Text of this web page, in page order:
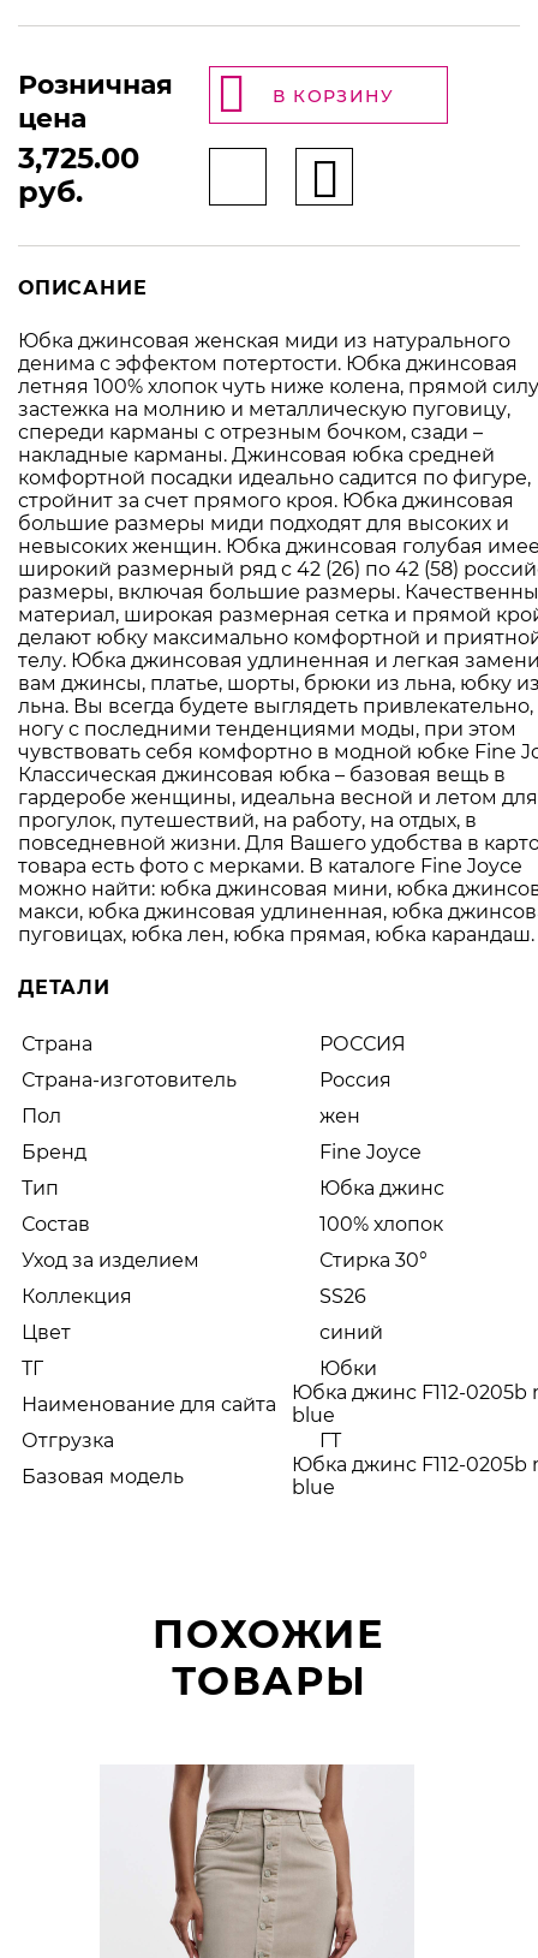
Розничная
цена
3,725.00
руб.
В КОРЗИНУ
ОПИСАНИЕ
Юбка джинсовая женская миди из натурального
денима с эффектом потертости. Юбка джинсовая
летняя 100% хлопок чуть ниже колена, прямой
застежка на молнию и металлическую пуговицу,
спереди карманы с отрезным бочком, сзади –
накладные карманы. Джинсовая юбка средней
комфортной посадки идеально садится по фигуре,
стройнит за счет прямого кроя. Юбка джинсовая
большие размеры миди подходят для высоких и
невысоких женщин. Юбка джинсовая голубая
широкий размерный ряд с 42 (26) по 42 (58)
размеры, включая большие размеры.
материал, широкая размерная сетка и прямой
делают юбку максимально комфортной и
телу. Юбка джинсовая удлиненная и легкая
вам джинсы, платье, шорты, брюки из льна, юбку
льна. Вы всегда будете выглядеть привлекательно,
ногу с последними тенденциями моды, при этом
чувствовать себя комфортно в модной юбке Fine
Классическая джинсовая юбка – базовая вещь в
гардеробе женщины, идеальна весной и летом для
прогулок, путешествий, на работу, на отдых, в
повседневной жизни. Для Вашего удобства в
товара есть фото с мерками. В каталоге Fine Joyce
можно найти: юбка джинсовая мини, юбка
макси, юбка джинсовая удлиненная, юбка
пуговицах, юбка лен, юбка прямая, юбка карандаш.
ДЕТАЛИ
Страна
РОССИЯ
Страна-изготовитель
Россия
Пол
жен
Бренд
Fine Joyce
Тип
Юбка джинс
Состав
100% хлопок
Уход за изделием
Стирка 30°
Коллекция
SS26
Цвет
синий
ТГ
Юбки
Наименование для сайта
Юбка джинс F112-0205b
blue
Отгрузка
ГТ
Базовая модель
Юбка джинс F112-0205b
blue
ПОХОЖИЕ
ТОВАРЫ